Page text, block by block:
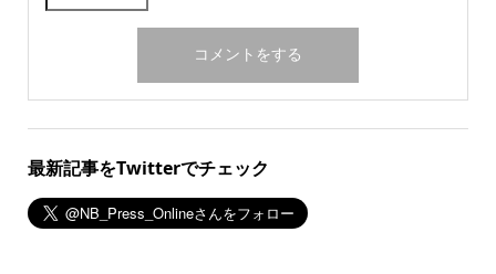
最新記事をTwitterでチェック